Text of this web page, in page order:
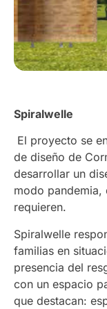
Spiralwelle
El proyecto se
de diseño de
desarrollar un
modo pandemia,
requieren.
Spiralwelle
familias en
presencia del
con un espacio
que destacan: